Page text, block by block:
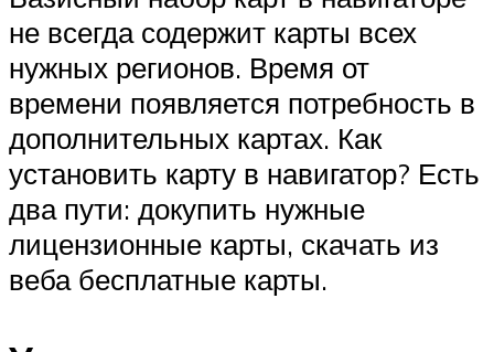
не всегда содержит карты всех
нужных регионов. Время от
времени появляется потребность в
дополнительных картах. Как
установить карту в навигатор? Есть
два пути: докупить нужные
лицензионные карты, скачать из
веба бесплатные карты.